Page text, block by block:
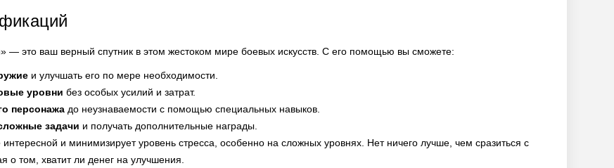
— это ваш верный спутник в этом жестоком мире боевых искусств. С его помощью вы сможете:
и улучшать его по мере необходимости.
уровни без особых усилий и затрат.
персонажа до неузнаваемости с помощью специальных навыков.
задачи и получать дополнительные награды.
интересной и минимизирует уровень стресса, особенно на сложных уровнях. Нет ничего лучше, чем сразиться с
о том, хватит ли денег на улучшения.